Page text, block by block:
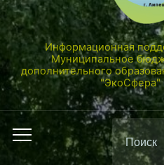
Информационная
Муниципальное
дополнительного
"ЭкоСфера"
Переключить
мобильное
Поиск
по: